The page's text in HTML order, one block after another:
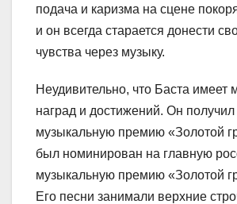
подача и каризма на сцене
и он всегда старается донести
чувства через музыку.
Неудивительно, что Баста имеет
наград и достижений. Он
музыкальную премию «Золотой
был номинирован на главную
музыкальную премию «Золотой
Его песни занимали верхние